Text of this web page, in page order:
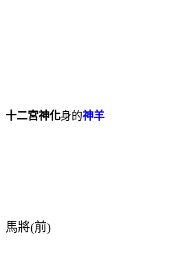
十二宮神化身的神羊
馬將(前)